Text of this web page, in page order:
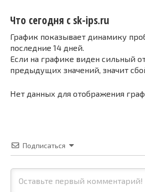
Что сегодня с sk-ips.ru
График показывает динамику
последние 14 дней.
Если на графике виден сильный
предыдущих значений, значит
Нет данных для отображения
Подписаться